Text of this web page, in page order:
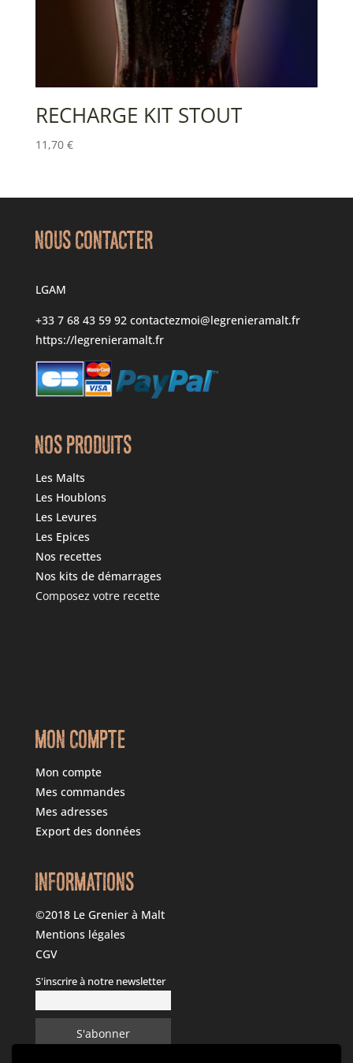
RECHARGE KIT STOUT
11,70 €
NOUS CONTACTER
LGAM
+33 7 68 43 59 92 contactezmoi@legrenieramalt.fr
https://legrenieramalt.fr
NOS PRODUITS
Les Malts
Les Houblons
Les Levures
Les Epices
Nos recettes
Nos kits de démarrages
Composez votre recette
MON COMPTE
Mon compte
Mes commandes
Mes adresses
Export des données
INFORMATIONS
©2018 Le Grenier à Malt
Mentions légales
CGV
S'inscrire à notre newsletter